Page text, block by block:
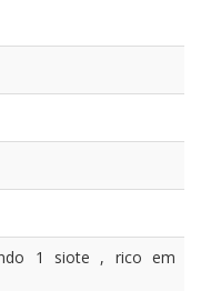
1 siote , rico em